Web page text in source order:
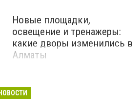
Новые площадки,
освещение и тренажеры:
какие дворы изменились в
Алматы